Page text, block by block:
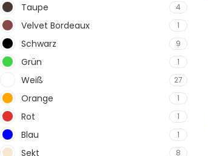
Taupe 4
Velvet Bordeaux 1
Schwarz 9
Grün 1
Weiß 27
Orange 1
Rot 1
Blau 1
Sekt 8